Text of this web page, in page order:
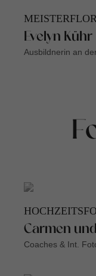
Evelyn Kühr
Ausbildnerin an
Carmen
Coaches & Int.